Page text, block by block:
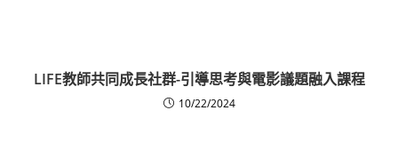
LIFE教師共同成長社群-引導思考與電影議題融入課程
10/22/2024